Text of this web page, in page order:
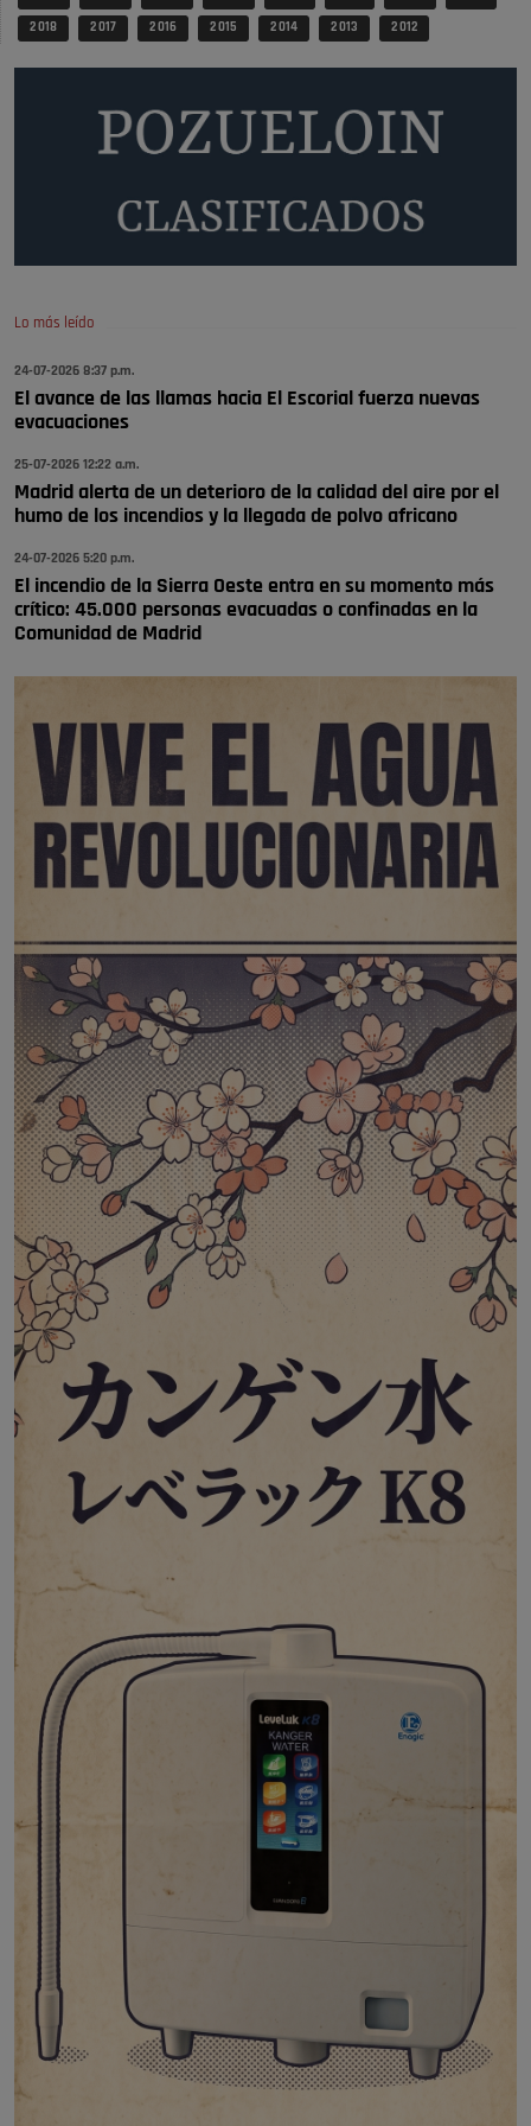
También pienso que si no fuéramos tan sucios no haría falta denunciar
Quejas por el deterioro de la
limpieza …
Será amigo de alguien importante...en el Congreso, Senado, en la
Policía o en la politica
Pozuelo de Alarcón
🔴 EXCLUSIVA | El comisario de la …
se va porke no tiene piscina 🤪🤪🤪
Pozuelo de Alarcón
🔴 EXCLUSIVA | El comisario de la …
2 018 2 017 2 016 2 015 2 014 2 013 2 012
Lo más leído
24-07-2026 8:37 p.m.
El avance de las llamas hacia El Escorial fuerza nuevas
evacuaciones
25-07-2026 12:22 a.m.
Madrid alerta de un deterioro de la calidad del aire por el
humo de los incendios y la llegada de polvo africano
24-07-2026 5:20 p.m.
El incendio de la Sierra Oeste entra en su momento más
crítico: 45.000 personas evacuadas o confinadas en la
Comunidad de Madrid